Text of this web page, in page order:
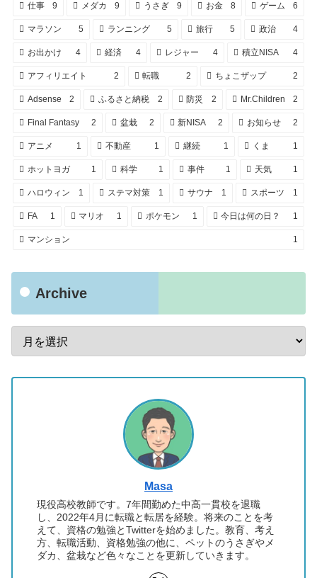
仕事 9 メダカ 9 うさぎ 9 お金 8 ゲーム 6
マラソン 5 ランニング 5 旅行 5 政治 4
お出かけ 4 経済 4 レジャー 4 積立NISA 4
アフィリエイト 2 転職 2 ちょこザップ 2
Adsense 2 ふるさと納税 2 防災 2 Mr.Children 2
Final Fantasy 2 盆栽 2 新NISA 2 お知らせ 2
アニメ 1 不動産 1 継続 1 くま 1
ホットヨガ 1 科学 1 事件 1 天気 1
ハロウィン 1 ステマ対策 1 サウナ 1 スポーツ 1
FA 1 マリオ 1 ポケモン 1 今日は何の日？ 1
マンション 1
Archive
Masa
現役高校教師です。7年間勤めた中高一貫校を退職
し、2022年4月に転職と転居を経験。将来のことを考
えて、資格の勉強とTwitterを始めました。教育、考え
方、転職活動、資格勉強の他に、ペットのうさぎやメ
ダカ、盆栽など色々なことを更新していきます。